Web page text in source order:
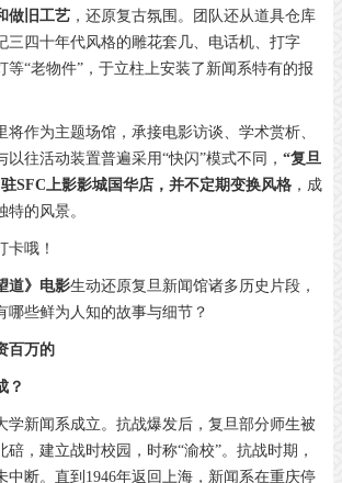
做旧工艺 ，还原复古氛围。团队还从道具仓库
三四十年代风格的雕花套几、电话机、打字
等“老物件”，于立柱上安装了新闻系特有的报
将作为主题场馆，承接电影访谈、学术赏析、
往活动装置普遍采用“快闪”模式不同， “复旦
SFC上影影城国华店，并不定期变换风格 ，成
的风景。
卡哦！
道》电影生动还原复旦新闻馆诸多历史片段，
哪些鲜为人知的故事与细节？
百万的
？
学新闻系成立。抗战爆发后，复旦部分师生被
，建立战时校园，时称“渝校”。抗战时期，
中断。直到1946年返回上海，新闻系在重庆停